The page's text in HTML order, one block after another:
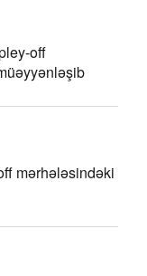
off
mərhələsindəki